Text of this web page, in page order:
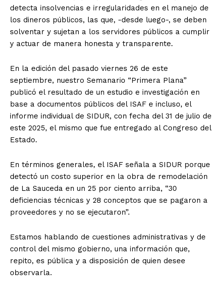
detecta insolvencias e irregularidades en el manejo de
los dineros públicos, las que, -desde luego-, se deben
solventar y sujetan a los servidores públicos a cumplir
y actuar de manera honesta y transparente.
En la edición del pasado viernes 26 de este
septiembre, nuestro Semanario “Primera Plana”
publicó el resultado de un estudio e investigación en
base a documentos públicos del ISAF e incluso, el
informe individual de SIDUR, con fecha del 31 de julio de
este 2025, el mismo que fue entregado al Congreso del
Estado.
En términos generales, el ISAF señala a SIDUR porque
detectó un costo superior en la obra de remodelación
de La Sauceda en un 25 por ciento arriba, “30
deficiencias técnicas y 28 conceptos que se pagaron a
proveedores y no se ejecutaron”.
Estamos hablando de cuestiones administrativas y de
control del mismo gobierno, una información que,
repito, es pública y a disposición de quien desee
observarla.